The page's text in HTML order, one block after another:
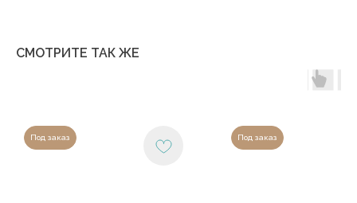
СМОТРИТЕ ТАК ЖЕ
Под заказ Под заказ